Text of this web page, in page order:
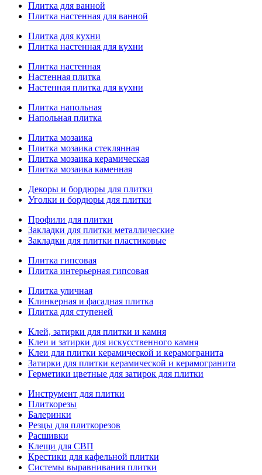
Плитка для ванной
Плитка настенная для ванной
Плитка для кухни
Плитка настенная для кухни
Плитка настенная
Настенная плитка
Настенная плитка для кухни
Плитка напольная
Напольная плитка
Плитка мозаика
Плитка мозаика стеклянная
Плитка мозаика керамическая
Плитка мозаика каменная
Декоры и бордюры для плитки
Уголки и бордюры для плитки
Профили для плитки
Закладки для плитки металлические
Закладки для плитки пластиковые
Плитка гипсовая
Плитка интерьерная гипсовая
Плитка уличная
Клинкерная и фасадная плитка
Плитка для ступеней
Клей, затирки для плитки и камня
Клеи и затирки для искусственного камня
Клеи для плитки керамической и керамогранита
Затирки для плитки керамической и керамогранита
Герметики цветные для затирок для плитки
Инструмент для плитки
Плиткорезы
Балеринки
Резцы для плиткорезов
Расшивки
Клещи для СВП
Крестики для кафельной плитки
Системы выравнивания плитки